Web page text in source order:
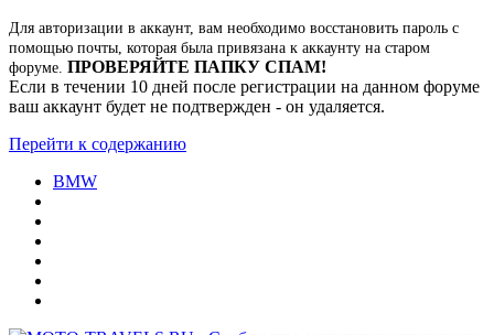
Для авторизации в аккаунт, вам необходимо восстановить пароль с
помощью почты, которая была привязана к аккаунту на старом
форуме. ПРОВЕРЯЙТЕ ПАПКУ СПАМ!
Если в течении 10 дней после регистрации на данном форуме
ваш аккаунт будет не подтвержден - он удаляется.
Перейти к содержанию
BMW